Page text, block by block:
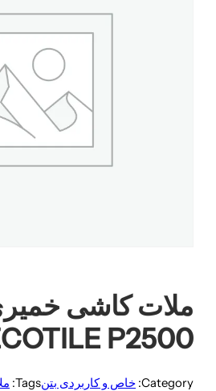
ملات کاشی
P2500
Category: خاص و کاربردی بتنTags: